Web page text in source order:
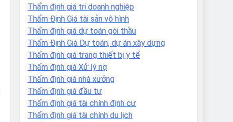
Thẩm định giá tri doanh nghiệp
Thẩm Định Giá tài sản vô hình
Thẩm định giá dự toán gói thầu
Thẩm Định Giá Dự toán, dự án xây dựng
Thẩm định giá trang thiết bị y tế
Thẩm định giá Xử lý nợ
Thẩm định giá nhà xưởng
Thẩm định giá đầu tư
Thẩm định giá tài chính định cư
Thẩm định giá tài chính du lịch